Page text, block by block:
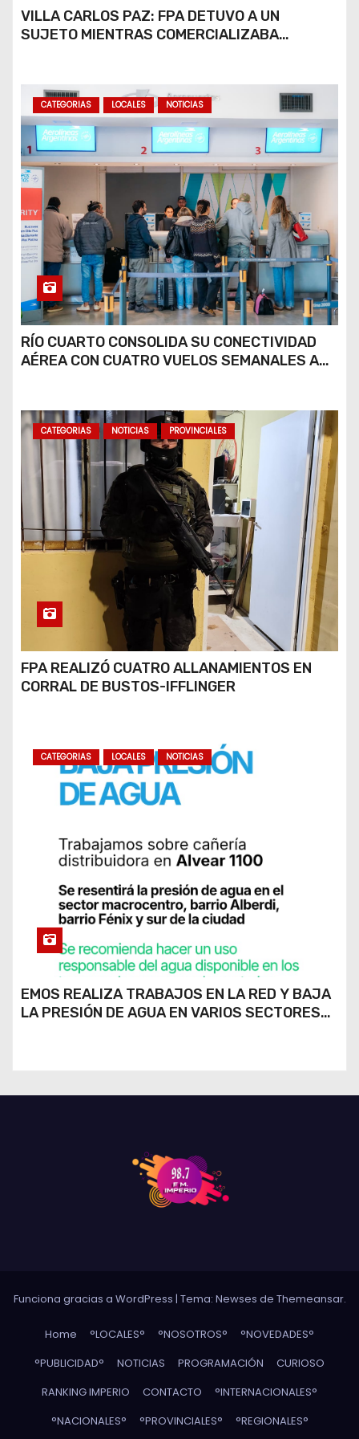
VILLA CARLOS PAZ: FPA DETUVO A UN
SUJETO MIENTRAS COMERCIALIZABA
CATEGORIAS LOCALES NOTICIAS
RÍO CUARTO CONSOLIDA SU CONECTIVIDAD
AÉREA CON CUATRO VUELOS SEMANALES A
CATEGORIAS NOTICIAS PROVINCIALES
FPA REALIZÓ CUATRO ALLANAMIENTOS EN
CORRAL DE BUSTOS-IFFLINGER
CATEGORIAS LOCALES NOTICIAS
EMOS REALIZA TRABAJOS EN LA RED Y BAJA
LA PRESIÓN DE AGUA EN VARIOS SECTORES
Funciona gracias a WordPress | Tema: Newses de Themeansar.
Home °LOCALES° °NOSOTROS°
°NOVEDADES°
°PUBLICIDAD°
NOTICIAS PROGRAMACIÓN
CURIOSO
RANKING IMPERIO
CONTACTO
°INTERNACIONALES°
°NACIONALES°
°PROVINCIALES° °REGIONALES°